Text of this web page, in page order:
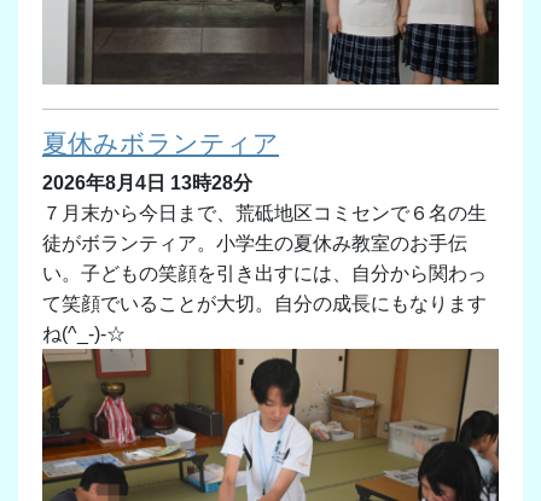
夏休みボランティア
2026年8月4日 13時28分
７月末から今日まで、荒砥地区コミセンで６名の生
徒がボランティア。小学生の夏休み教室のお手伝
い。子どもの笑顔を引き出すには、自分から関わっ
て笑顔でいることが大切。自分の成長にもなります
ね(^_-)-☆